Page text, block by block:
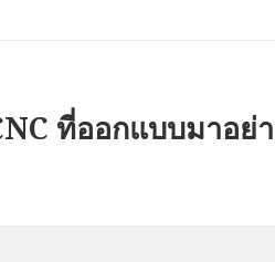
ที่ออกแบบมาอย่